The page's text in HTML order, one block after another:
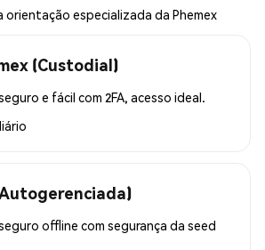
orientação especializada da Phemex
(Custodial)
e fácil com 2FA, acesso ideal.
offline com segurança da seed